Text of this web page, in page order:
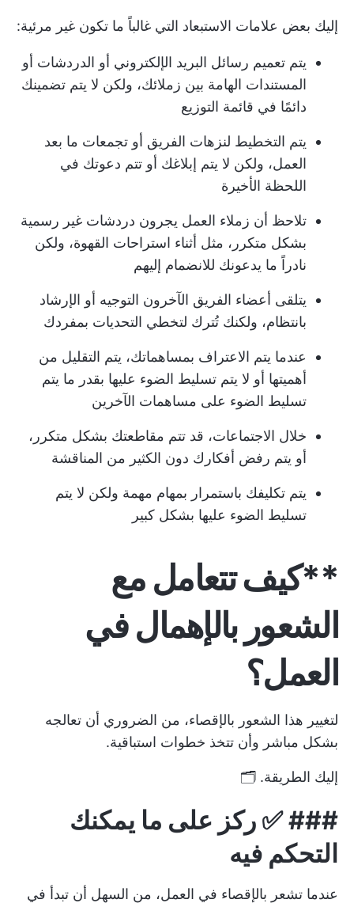
إليك بعض علامات الاستبعاد التي غالباً ما تكون غير مرئية:
يتم تعميم رسائل البريد الإلكتروني أو الدردشات أو
المستندات الهامة بين زملائك، ولكن لا يتم تضمينك
دائمًا في قائمة التوزيع
يتم التخطيط لنزهات الفريق أو تجمعات ما بعد
العمل، ولكن لا يتم إبلاغك أو تتم دعوتك في
اللحظة الأخيرة
تلاحظ أن زملاء العمل يجرون دردشات غير رسمية
بشكل متكرر، مثل أثناء استراحات القهوة، ولكن
نادراً ما يدعونك للانضمام إليهم
يتلقى أعضاء الفريق الآخرون التوجيه أو الإرشاد
بانتظام، ولكنك تُترك لتخطي التحديات بمفردك
عندما يتم الاعتراف بمساهماتك، يتم التقليل من
أهميتها أو لا يتم تسليط الضوء عليها بقدر ما يتم
تسليط الضوء على مساهمات الآخرين
خلال الاجتماعات، قد تتم مقاطعتك بشكل متكرر،
أو يتم رفض أفكارك دون الكثير من المناقشة
يتم تكليفك باستمرار بمهام مهمة ولكن لا يتم
تسليط الضوء عليها بشكل كبير
**كيف تتعامل مع
الشعور بالإهمال في
العمل؟
لتغيير هذا الشعور بالإقصاء، من الضروري أن تعالجه
بشكل مباشر وأن تتخذ خطوات استباقية.
إليك الطريقة. 🗂️
###✅ ركز على ما يمكنك
التحكم فيه
عندما تشعر بالإقصاء في العمل، من السهل أن تبدأ في